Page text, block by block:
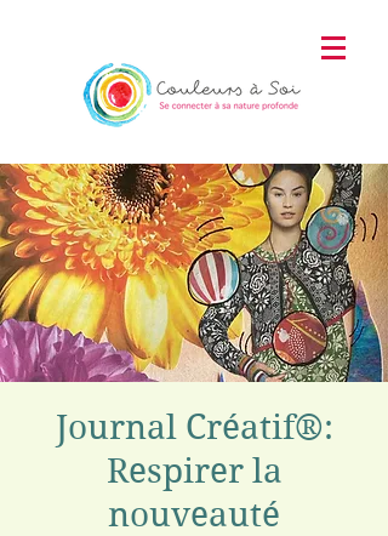
Journal Créatif®:
Respirer la
nouveauté